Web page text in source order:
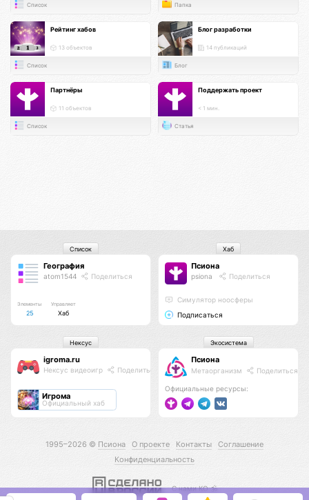
Список Папка
Рейтинг хабов
13 объектов
Список
Блог разработки
14 публикаций
Блог
Партнёры
11 объектов
Список
Поддержать проект
< 1 мин.
Статья
География
atom1544 Поделиться
Элементы
25
Управляет
Хаб
Список
Псиона
psiona Поделиться
Cимулятор ноосферы
Подписаться
Хаб
igroma.ru
Нексус видеоигр Поделиться
Игрома
Официальный хаб
Нексус
Псиона
Метаорганизм Поделиться
Официальные ресурсы:
Экосистема
1995–2026 © Псиона О проекте Контакты
Соглашение
Конфиденциальность
С нами КО 🕉️